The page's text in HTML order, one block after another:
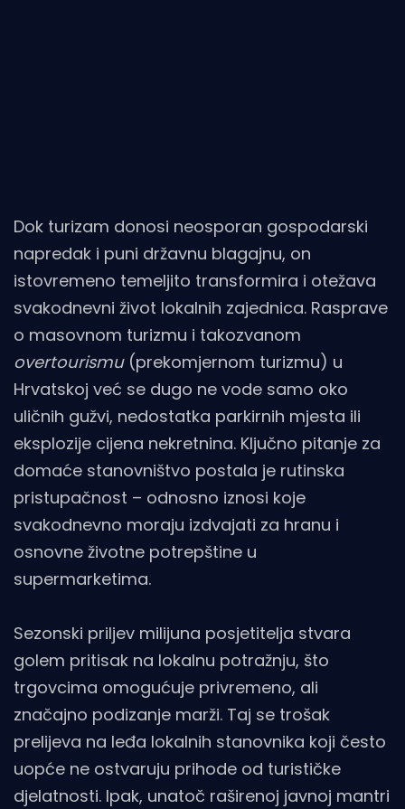
Dok turizam donosi neosporan gospodarski
napredak i puni državnu blagajnu, on
istovremeno temeljito transformira i otežava
svakodnevni život lokalnih zajednica. Rasprave
o masovnom turizmu i takozvanom
overtourismu(prekomjernom turizmu) u
Hrvatskoj već se dugo ne vode samo oko
uličnih gužvi, nedostatka parkirnih mjesta ili
eksplozije cijena nekretnina. Ključno pitanje za
domaće stanovništvo postala je rutinska
pristupačnost – odnosno iznosi koje
svakodnevno moraju izdvajati za hranu i
osnovne životne potrepštine u
supermarketima.
Sezonski priljev milijuna posjetitelja stvara
golem pritisak na lokalnu potražnju, što
trgovcima omogućuje privremeno, ali
značajno podizanje marži. Taj se trošak
prelijeva na leđa lokalnih stanovnika koji često
uopće ne ostvaruju prihode od turističke
djelatnosti. Ipak, unatoč raširenoj javnoj mantri